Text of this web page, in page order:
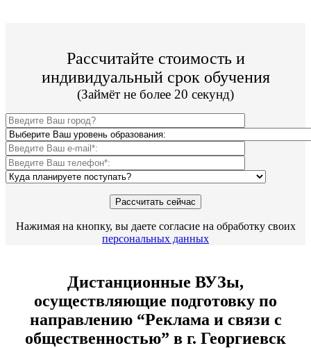
Рассчитайте стоимость и
индивидуальный срок обучения
(Займёт не более 20 секунд)
Нажимая на кнопку, вы даете согласие на обработку своих
персональных данных
Дистанционные ВУЗы,
осуществляющие подготовку по
направлению “Реклама и связи с
общественностью” в г. Георгиевск